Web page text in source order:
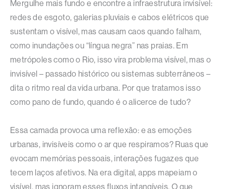
Mergulhe mais fundo e encontre a infraestrutura invisível:
redes de esgoto, galerias pluviais e cabos elétricos que
sustentam o visível, mas causam caos quando falham,
como inundações ou “língua negra” nas praias. Em
metrópoles como o Rio, isso vira problema visível, mas o
invisível – passado histórico ou sistemas subterrâneos –
dita o ritmo real da vida urbana. Por que tratamos isso
como pano de fundo, quando é o alicerce de tudo?​
Essa camada provoca uma reflexão: e as emoções
urbanas, invisíveis como o ar que respiramos? Ruas que
evocam memórias pessoais, interações fugazes que
tecem laços afetivos. Na era digital, apps mapeiam o
visível, mas ignoram esses fluxos intangíveis. O que